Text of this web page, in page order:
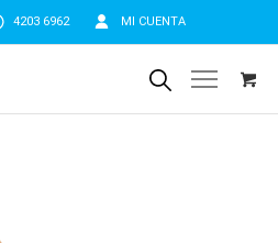
4203 6962 MI CUENTA